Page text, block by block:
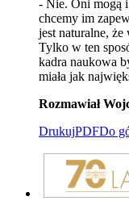
- Nie. Oni mogą
chcemy im
jest naturalne, że
Tylko w ten
kadra naukowa
miała jak
Rozmawiał
DrukujPDFDo